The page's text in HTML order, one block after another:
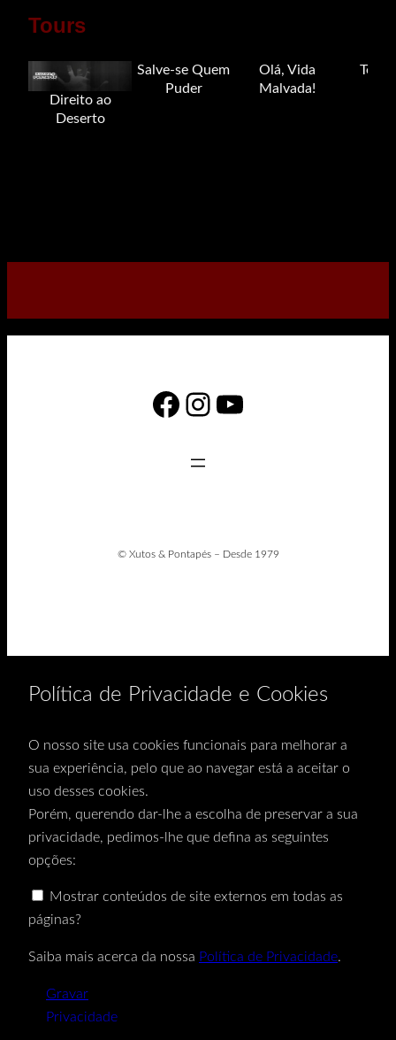
Tours
Direito ao
Deserto
Salve-se Quem
Puder
Olá, Vida
Malvada!
Tour
Facebook
Instagram
YouTube
© Xutos & Pontapés – Desde 1979
Política de Privacidade e Cookies
O nosso site usa cookies funcionais para melhorar a
sua experiência, pelo que ao navegar está a aceitar o
uso desses cookies.
Porém, querendo dar-lhe a escolha de preservar a sua
privacidade, pedimos-lhe que defina as seguintes
opções:
Mostrar conteúdos de site externos em todas as
páginas?
Saiba mais acerca da nossa Política de Privacidade.
Gravar
Privacidade